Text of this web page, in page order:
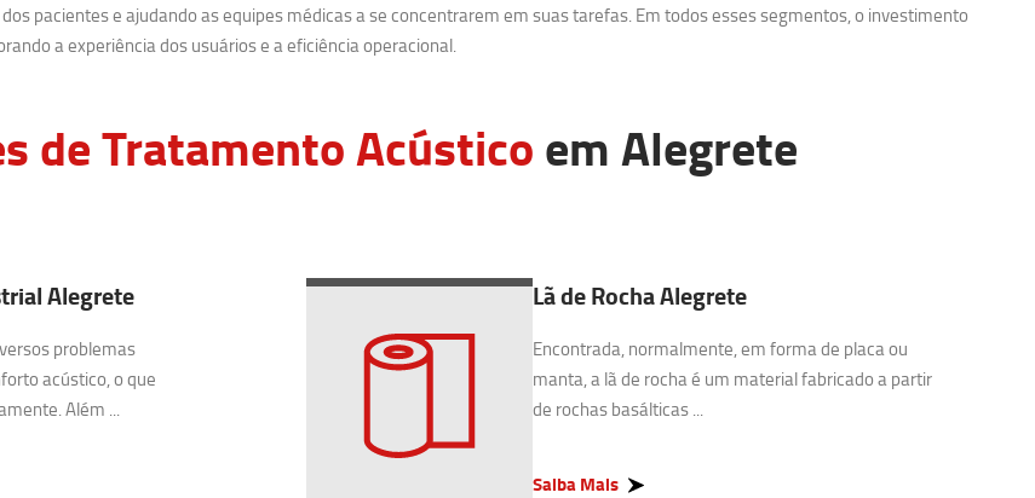
pacientes e ajudando as equipes médicas a se concentrarem em suas tarefas. Em todos esses segmentos, o investimento
a experiência dos usuários e a eficiência operacional.
de Tratamento Acústicoem Alegrete
Alegrete
problemas
acústico, o que
Além ...
Lã de Rocha Alegrete
Encontrada, normalmente, em forma de placa ou
manta, a lã de rocha é um material fabricado a partir
de rochas basálticas ...
Saiba Mais